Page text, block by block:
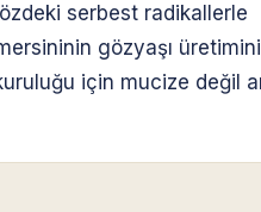
serbest radikallerle
gözyaşı üretimini
için mucize değil